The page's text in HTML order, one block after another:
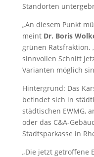
Standorten
„An diesem Punkt
meint Dr. Boris
grünen Ratsfraktion.
sinnvollen Schnitt
Varianten möglich
Hintergrund: Das
befindet sich in
städtischen EWMG,
oder das C&A-
Stadtsparkasse in
„Die jetzt getroffene